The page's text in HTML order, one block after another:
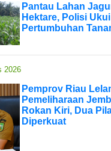
Pantau Lahan
Hektare, Polisi
Pertumbuhan
2026
Pemprov Riau
Pemeliharaan
Rokan Kiri, Dua
Diperkuat